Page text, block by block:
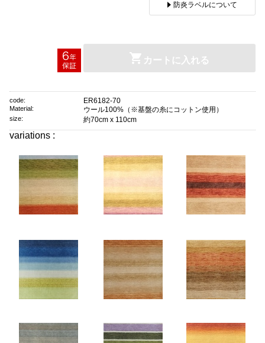
防炎ラベルについて
カートに入れる
code: ER6182-70
Material: ウール100%（※基盤の糸にコットン使用）
size: 約70cm x 110cm
variations :